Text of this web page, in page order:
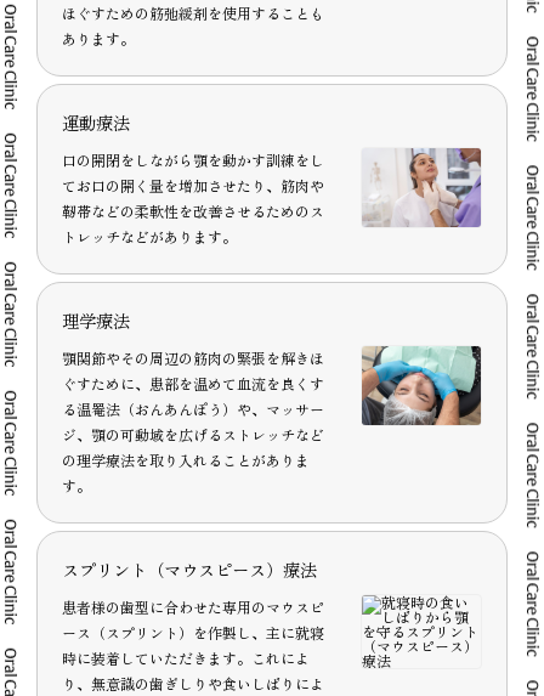
ほぐすための筋弛緩剤を使用することも
あります。
運動療法
口の開閉をしながら顎を動かす訓練をし
てお口の開く量を増加させたり、筋肉や
靭帯などの柔軟性を改善させるためのス
トレッチなどがあります。
理学療法
顎関節やその周辺の筋肉の緊張を解きほ
ぐすために、患部を温めて血流を良くす
る温罨法（おんあんぽう）や、マッサー
ジ、顎の可動域を広げるストレッチなど
の理学療法を取り入れることがありま
す。
スプリント（マウスピース）療法
患者様の歯型に合わせた専用のマウスピ
ース（スプリント）を作製し、主に就寝
時に装着していただきます。これによ
り、無意識の歯ぎしりや食いしばりによ